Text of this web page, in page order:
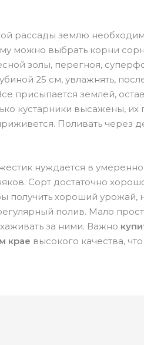
рассады землю
можно выбрать корни
золы, перегноя,
25 см, увлажнять,
присыпается землей,
кустарники высажены,
Поливать через
нуждается в
Сорт достаточно
получить хороший
полив. Мало
за ними. Важно
крае высокого качества,